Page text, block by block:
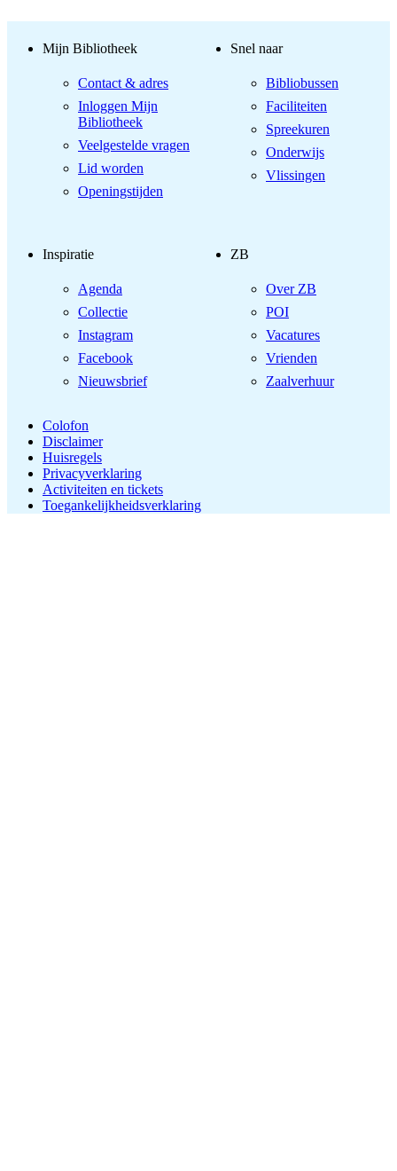
Mijn Bibliotheek
Contact & adres
Inloggen Mijn
Bibliotheek
Veelgestelde vragen
Lid worden
Openingstijden
Snel naar
Bibliobussen
Faciliteiten
Spreekuren
Onderwijs
Vlissingen
Inspiratie
Agenda
Collectie
Instagram
Facebook
Nieuwsbrief
ZB
Over ZB
POI
Vacatures
Vrienden
Zaalverhuur
Colofon
Disclaimer
Huisregels
Privacyverklaring
Activiteiten en tickets
Toegankelijkheidsverklaring